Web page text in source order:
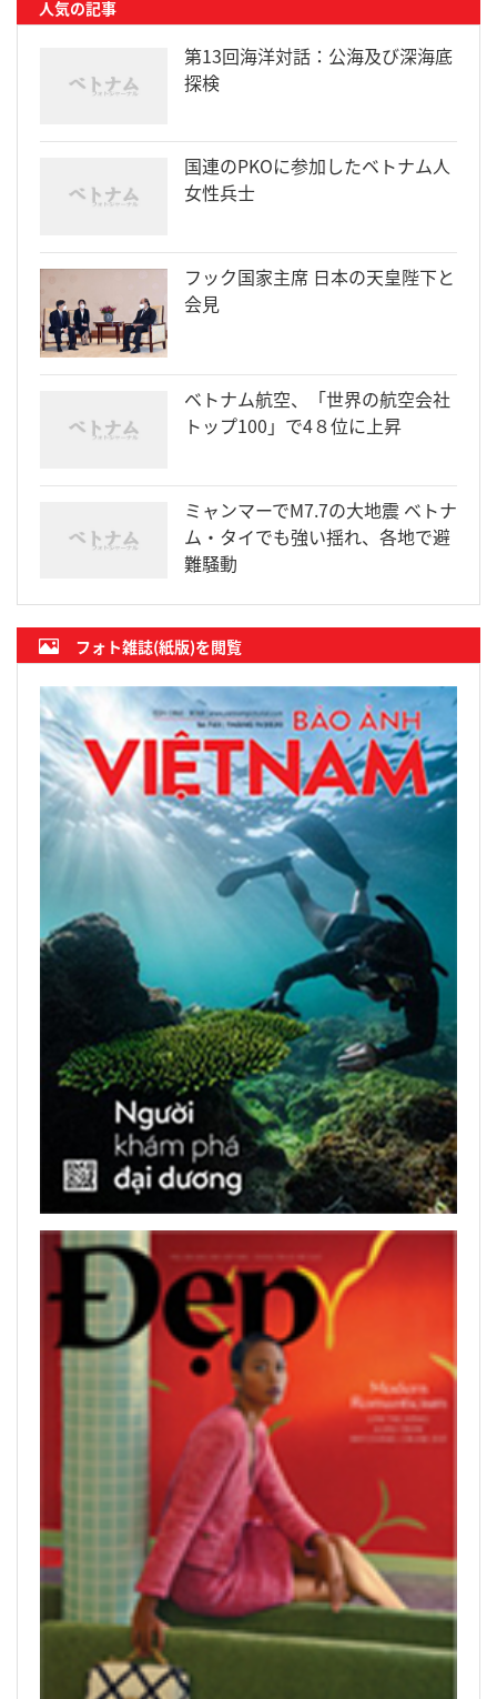
人気の記事
第13回海洋対話：公海及び深海底
探検
国連のPKOに参加したベトナム人
女性兵士
フック国家主席 日本の天皇陛下と
会見
ベトナム航空、「世界の航空会社
トップ100」で4８位に上昇
ミャンマーでM7.7の大地震 ベトナ
ム・タイでも強い揺れ、各地で避
難騒動
フォト雑誌(紙版)を閲覧